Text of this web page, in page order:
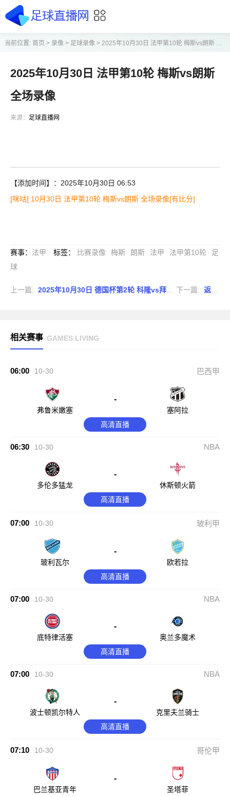
当前位置: 首页 > 录像> 足球录像> 2025年10月30日 法甲第10轮 梅斯vs朗斯 全场录像
2025年10月30日 法甲第10轮 梅斯vs朗斯
全场录像
来源： 足球直播网
【添加时间】：2025年10月30日 06:53
[咪咕] 10月30日 法甲第10轮 梅斯vs朗斯 全场录像[有比分]
赛事： 法甲 标签： 比赛录像 梅斯 朗斯 法甲 法甲第10轮
足
球
上一篇: 2025年10月30日 德国杯第2轮 科隆vs拜仁慕尼黑 全场录像 下一篇:返回列表
相关赛事 GAMES LIVING
06:00 10-30 巴西甲
弗鲁米嫩塞
-
塞阿拉
高清直播
06:30 10-30 NBA
多伦多猛龙
-
休斯顿火箭
高清直播
07:00 10-30 玻利甲
玻利瓦尔
-
欧若拉
高清直播
07:00 10-30 NBA
底特律活塞
-
奥兰多魔术
高清直播
07:00 10-30 NBA
波士顿凯尔特人
-
克里夫兰骑士
高清直播
07:10 10-30 哥伦甲
巴兰基亚青年
-
圣塔菲